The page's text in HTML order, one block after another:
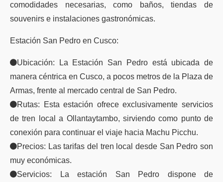
comodidades necesarias, como baños, tiendas de
souvenirs e instalaciones gastronómicas.
Estación San Pedro en Cusco:
Ubicación: La Estación San Pedro está ubicada de
manera céntrica en Cusco, a pocos metros de la Plaza de
Armas, frente al mercado central de San Pedro.
Rutas: Esta estación ofrece exclusivamente servicios
de tren local a Ollantaytambo, sirviendo como punto de
conexión para continuar el viaje hacia Machu Picchu.
Precios: Las tarifas del tren local desde San Pedro son
muy económicas.
Servicios: La estación San Pedro dispone de